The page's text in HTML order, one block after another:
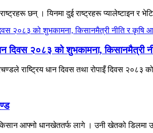
छन् । यिनमा दुई राष्ट्रहरू प्यालेष्टाइन र
दिवस २०८३ को शुभकामना, किसानमैत्री
राष्ट्रिय धान दिवस तथा रोपाइँ दिवस २०८३
आफ्नो धानखेततर्फ लागे । उनी खेतको डिलमा